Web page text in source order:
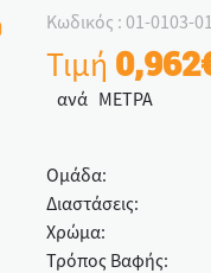
Κωδικός : 01-0103-
Τιμή
ανά ΜΕΤΡΑ
Ομάδα:
Διαστάσεις:
Χρώμα:
Τρόπος Βαφής: